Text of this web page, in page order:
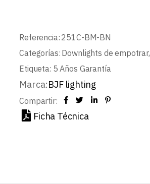
Referencia: 251C-BM-BN
Categorías: Downlights de empotrar,
Etiqueta: 5 Años Garantía
Marca:BJF lighting
Compartir:
Ficha Técnica